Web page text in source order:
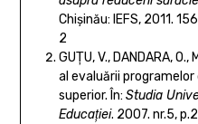
Chişinău: IEFS, 2011.
2
GUŢU, V., DANDARA,
al evaluării
superior. În: Studia
Educaţiei. 2007. nr.5,